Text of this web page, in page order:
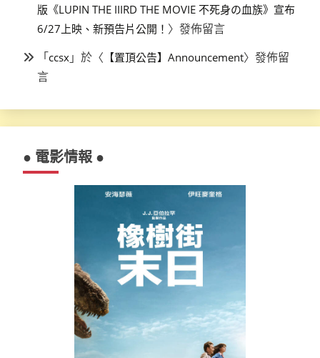
版《LUPIN THE IIIRD THE MOVIE 不死身の血族》宣布
6/27上映、新預告片公開！ 〉發佈留言
「ccsx 」於〈 【置頂公告】Announcement〉發佈留
言
● 電影情報 ●